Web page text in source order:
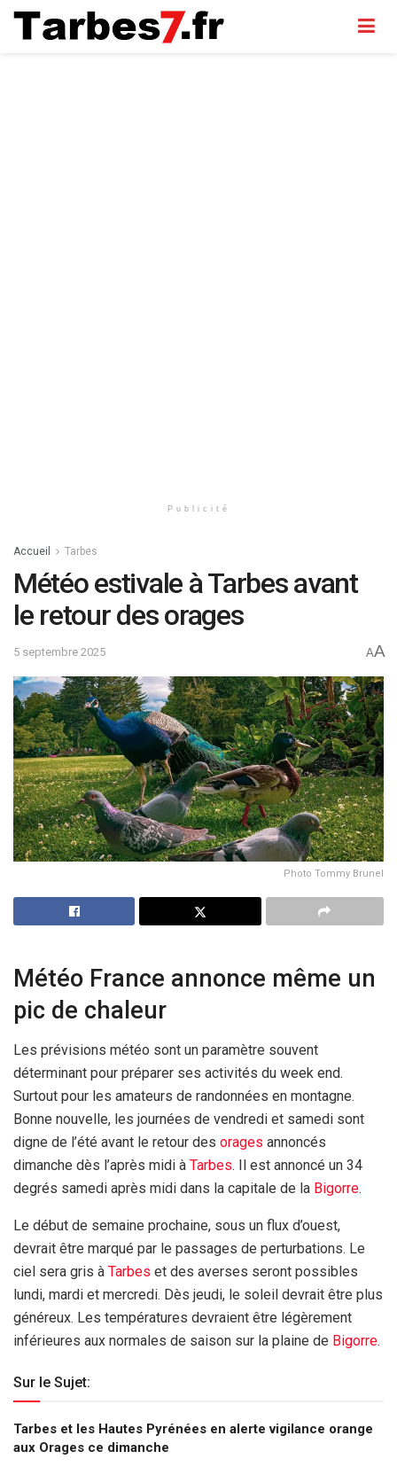
Publicité
Accueil Tarbes
Météo estivale à Tarbes avant
le retour des orages
5 septembre 2025 AA
Photo Tommy Brunel
Météo France annonce même un
pic de chaleur
Les prévisions météo sont un paramètre souvent
déterminant pour préparer ses activités du week end.
Surtout pour les amateurs de randonnées en montagne.
Bonne nouvelle, les journées de vendredi et samedi sont
digne de l’été avant le retour des orages annoncés
dimanche dès l’après midi à Tarbes. Il est annoncé un 34
degrés samedi après midi dans la capitale de la Bigorre.
Le début de semaine prochaine, sous un flux d’ouest,
devrait être marqué par le passages de perturbations. Le
ciel sera gris à Tarbes et des averses seront possibles
lundi, mardi et mercredi. Dès jeudi, le soleil devrait être plus
généreux. Les températures devraient être légèrement
inférieures aux normales de saison sur la plaine de Bigorre.
Sur le Sujet:
Tarbes et les Hautes Pyrénées en alerte vigilance orange
aux Orages ce dimanche